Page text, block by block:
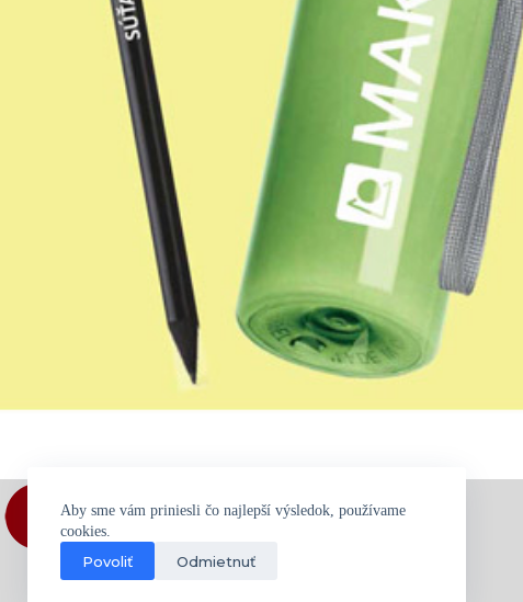
Aby sme vám priniesli čo najlepší výsledok, používame
cookies.
Povoliť Odmietnuť